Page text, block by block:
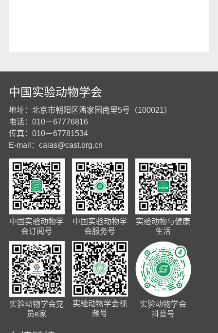
中国实验动物学会
地址：北京市朝阳区潘家园南里5号（100021）
电话：010－67776816
传真：010－67781534
E-mail： calas@cast.org.cn
中国实验动物学
会订阅号
中国实验动物学
会服务号
实验动物与健康
生活
实验动物学会党
员e家
实验动物学会视
频号
实验动物学会
抖音号